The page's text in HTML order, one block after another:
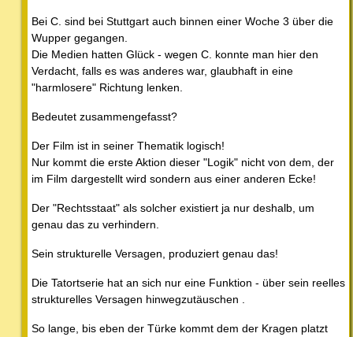
Bei C. sind bei Stuttgart auch binnen einer Woche 3 über die
Wupper gegangen.
Die Medien hatten Glück - wegen C. konnte man hier den
Verdacht, falls es was anderes war, glaubhaft in eine
"harmlosere" Richtung lenken.
Bedeutet zusammengefasst?
Der Film ist in seiner Thematik logisch!
Nur kommt die erste Aktion dieser "Logik" nicht von dem, der
im Film dargestellt wird sondern aus einer anderen Ecke!
Der "Rechtsstaat" als solcher existiert ja nur deshalb, um
genau das zu verhindern.
Sein strukturelle Versagen, produziert genau das!
Die Tatortserie hat an sich nur eine Funktion - über sein reelles
strukturelles Versagen hinwegzutäuschen .
So lange, bis eben der Türke kommt dem der Kragen platzt